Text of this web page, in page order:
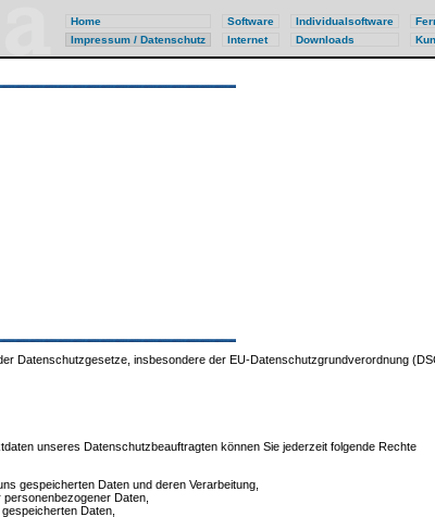
Home Software Individualsoftware
Impressum / Datenschutz
Internet Downloads
Datenschutzgesetze, insbesondere der EU-Datenschutzgrundverordnung
unseres Datenschutzbeauftragten können Sie jederzeit folgende Rechte
gespeicherten Daten und deren Verarbeitung,
Daten,
Daten,